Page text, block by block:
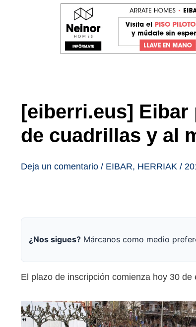
[eiberri.eus]
de cuadrillas y al
Deja un comentario / EIBAR, HERRIAK /
¿Nos sigues? Márcanos como medio
El plazo de inscripción comienza hoy 30 de